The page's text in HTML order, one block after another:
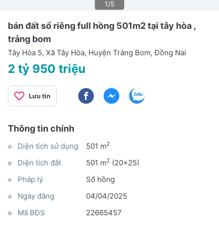
1/5
bán đất sổ riêng full hồng 501m2 tại tây hòa ,
trảng bom
Tây Hòa 5, Xã Tây Hòa, Huyện Trảng Bom, Đồng Nai
2 tỷ 950 triệu
Lưu tin
Thông tin chính
Diện tích sử dụng 501 m2
Diện tích đất 501 m2 (20x25)
Pháp lý
Sổ hồng
Ngày đăng
04/04/2025
Mã BĐS
22665457